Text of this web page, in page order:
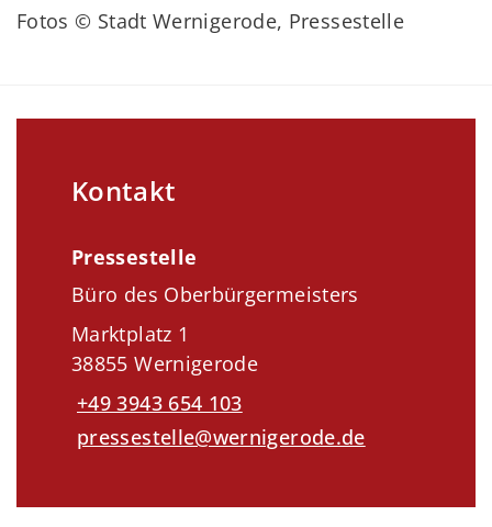
Fotos © Stadt Wernigerode, Pressestelle
Kontakt
Pressestelle
Büro des Oberbürgermeisters
Marktplatz 1
38855 Wernigerode
+49 3943 654 103
pressestelle@wernigerode.de